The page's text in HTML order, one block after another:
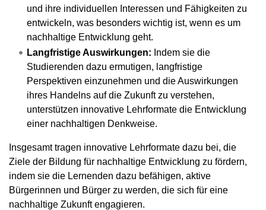
und ihre individuellen Interessen und Fähigkeiten zu
entwickeln, was besonders wichtig ist, wenn es um
nachhaltige Entwicklung geht.
Langfristige Auswirkungen: Indem sie die
Studierenden dazu ermutigen, langfristige
Perspektiven einzunehmen und die Auswirkungen
ihres Handelns auf die Zukunft zu verstehen,
unterstützen innovative Lehrformate die Entwicklung
einer nachhaltigen Denkweise.
Insgesamt tragen innovative Lehrformate dazu bei, die
Ziele der Bildung für nachhaltige Entwicklung zu fördern,
indem sie die Lernenden dazu befähigen, aktive
Bürgerinnen und Bürger zu werden, die sich für eine
nachhaltige Zukunft engagieren.